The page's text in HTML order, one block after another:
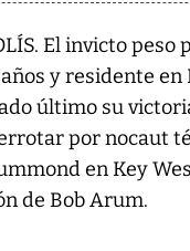
El invicto peso
y residente en
último su
por nocaut
en Key
de Bob Arum.